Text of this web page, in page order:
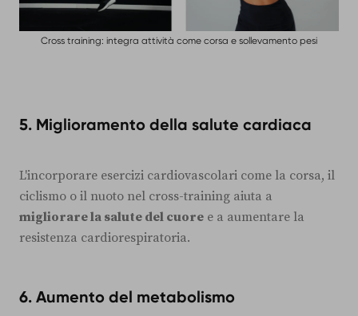
Cross training: integra attività come corsa e sollevamento pesi
5. Miglioramento della salute cardiaca
L'incorporare esercizi cardiovascolari come la corsa, il
ciclismo o il nuoto nel cross-training aiuta a
migliorare la salute del cuore e a aumentare la
resistenza cardiorespiratoria.
6. Aumento del metabolismo